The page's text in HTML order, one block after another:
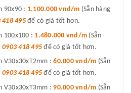
90x90 : 1.100.000 vnd/m (Sẵn hàng
418 495để có giá tốt hơn.
100x100 : 1.480.000 vnd/m (Sẵn
0903 418 495 để có giá tốt hơn.
V30x30xT2mm :60.000 vnd/m (Sẵn
0903 418 495 để có giá tốt hơn.
V30x30xT3mm :90.000 vnd/m (Sẵn